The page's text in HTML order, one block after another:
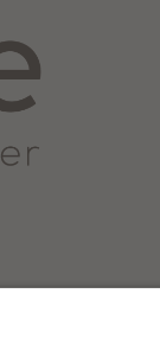
WARENKORB